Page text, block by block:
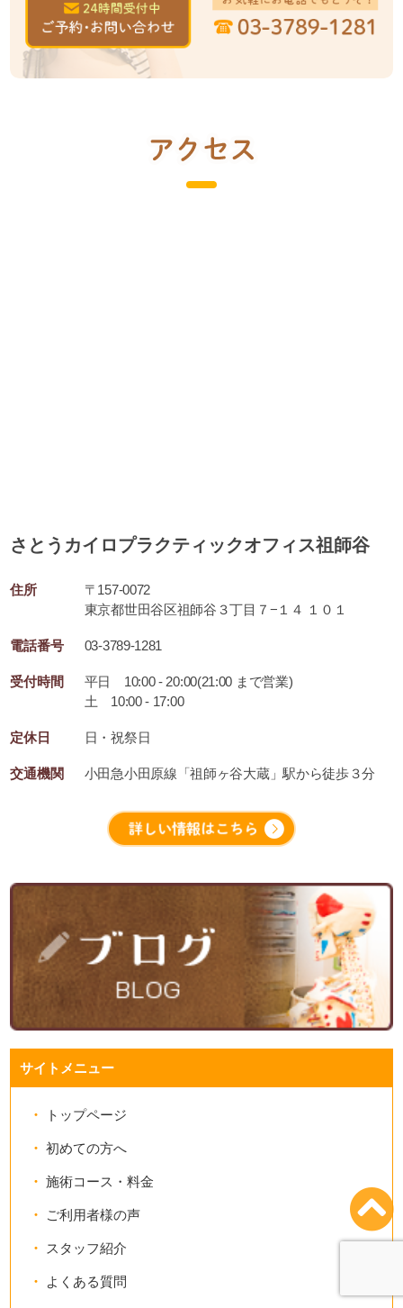
さとうカイロプラクティックオフィス祖師谷
住所
〒157-0072
東京都世田谷区祖師谷３丁目７−１４ １０１
電話番号 03-3789-1281
受付時間
平日 10:00 - 20:00(21:00 まで営業)
土 10:00 - 17:00
定休日 日・祝祭日
交通機関 小田急小田原線「祖師ヶ谷大蔵」駅から徒歩３分
サイトメニュー
トップページ
初めての方へ
施術コース・料金
ご利用者様の声
スタッフ紹介
よくある質問